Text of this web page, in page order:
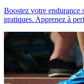
Boostez votre endurance
pratiques. Apprenez à